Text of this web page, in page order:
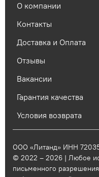
О компании
Контакты
Доставка и Оплата
Отзывы
Вакансии
Гарантия качества
Условия возврата
ООО «Литанд» ИНН
© 2022 – 2026 | Любое
письменного